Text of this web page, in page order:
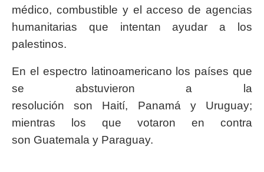
médico, combustible y el acceso de agencias
humanitarias que intentan ayudar a los
palestinos.
En el espectro latinoamericano los países que
se abstuvieron a la
resolución son Haití, Panamá y Uruguay;
mientras los que votaron en contra
son Guatemala y Paraguay.